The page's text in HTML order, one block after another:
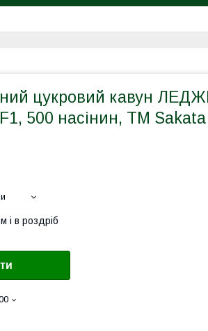
цукровий кавун
500 насінин, ТМ Sakata
і в роздріб